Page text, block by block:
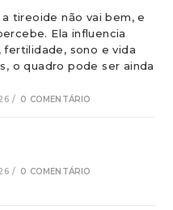
tireoide não vai bem, e
Ela influencia
fertilidade, sono e vida
o quadro pode ser ainda
/ 0 COMENTÁRIO
/ 0 COMENTÁRIO